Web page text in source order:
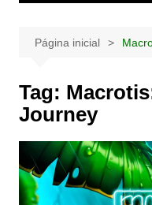
Página inicial
Tag:
Journey